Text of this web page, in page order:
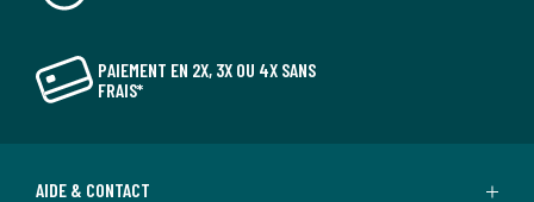
PAIEMENT EN 2X, 3X OU 4X SANS
FRAIS*
AIDE & CONTACT